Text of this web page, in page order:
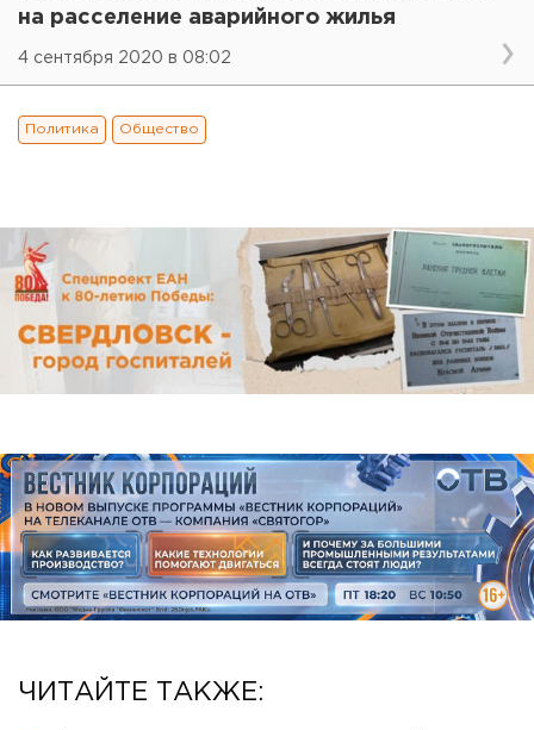
на расселение аварийного жилья
4 сентября 2020 в 08:02
Политика Общество
ЧИТАЙТЕ ТАКЖЕ: